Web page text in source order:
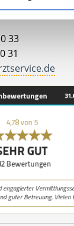
33
31